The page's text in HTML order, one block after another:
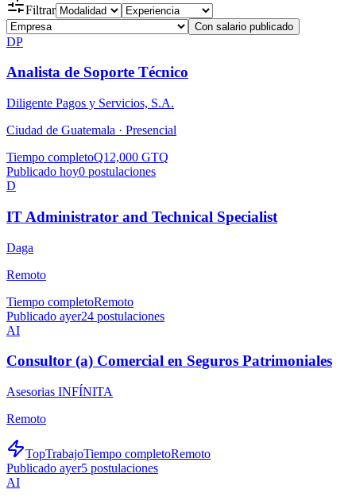
Filtrar
Con salario publicado
DP
Analista de Soporte Técnico
Diligente Pagos y Servicios, S.A.
Ciudad de Guatemala · Presencial
Tiempo completoQ12,000 GTQ
Publicado hoy0 postulaciones
D
IT Administrator and Technical Specialist
Daga
Remoto
Tiempo completoRemoto
Publicado ayer24 postulaciones
AI
Consultor (a) Comercial en Seguros Patrimoniales
Asesorias INFÍNITA
Remoto
TopTrabajoTiempo completoRemoto
Publicado ayer5 postulaciones
AI